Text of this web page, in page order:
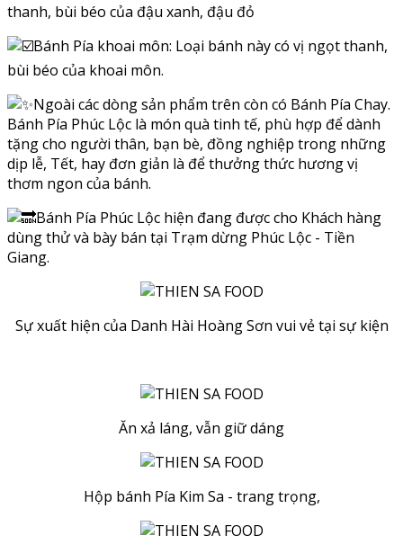
thanh, bùi béo của đậu xanh, đậu đỏ
Bánh Pía khoai môn: Loại bánh này có vị ngọt thanh,
bùi béo của khoai môn.
Ngoài các dòng sản phẩm trên còn có Bánh Pía Chay.
Bánh Pía Phúc Lộc là món quà tinh tế, phù hợp để dành
tặng cho người thân, bạn bè, đồng nghiệp trong những
dịp lễ, Tết, hay đơn giản là để thưởng thức hương vị
thơm ngon của bánh.
Bánh Pía Phúc Lộc hiện đang được cho Khách hàng
dùng thử và bày bán tại Trạm dừng Phúc Lộc - Tiền
Giang.
Sự xuất hiện của Danh Hài Hoàng Sơn vui vẻ tại sự kiện
Ăn xả láng, vẫn giữ dáng
Hộp bánh Pía Kim Sa - trang trọng,